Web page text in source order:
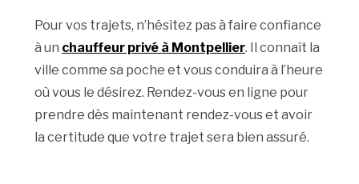
Pour vos trajets, n’hésitez pas à faire confiance
à un chauffeur privé à Montpellier. Il connaît la
ville comme sa poche et vous conduira à l’heure
où vous le désirez. Rendez-vous en ligne pour
prendre dès maintenant rendez-vous et avoir
la certitude que votre trajet sera bien assuré.